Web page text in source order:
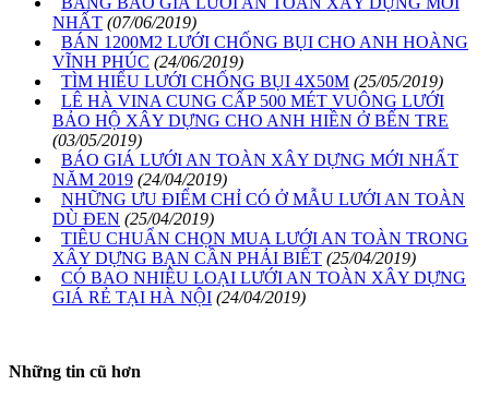
NHẤT (07/06/2019)
BÁN 1200M2 LƯỚI CHỐNG BỤI CHO ANH HOÀNG
VĨNH PHÚC (24/06/2019)
TÌM HIỂU LƯỚI CHỐNG BỤI 4X50M (25/05/2019)
LÊ HÀ VINA CUNG CẤP 500 MÉT VUÔNG LƯỚI
BẢO HỘ XÂY DỰNG CHO ANH HIỀN Ở BẾN TRE
(03/05/2019)
BÁO GIÁ LƯỚI AN TOÀN XÂY DỰNG MỚI NHẤT
NĂM 2019 (24/04/2019)
NHỮNG ƯU ĐIỂM CHỈ CÓ Ở MẪU LƯỚI AN TOÀN
DÙ ĐEN (25/04/2019)
TIÊU CHUẨN CHỌN MUA LƯỚI AN TOÀN TRONG
XÂY DỰNG BẠN CẦN PHẢI BIẾT (25/04/2019)
CÓ BAO NHIÊU LOẠI LƯỚI AN TOÀN XÂY DỰNG
GIÁ RẺ TẠI HÀ NỘI (24/04/2019)
Những tin cũ hơn